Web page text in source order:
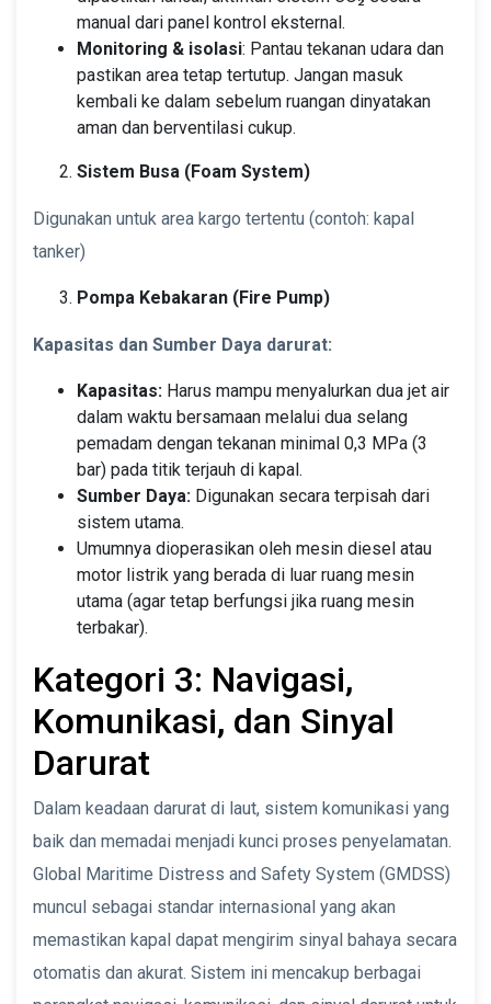
manual dari panel kontrol eksternal.
Monitoring & isolasi: Pantau tekanan udara dan
pastikan area tetap tertutup. Jangan masuk
kembali ke dalam sebelum ruangan dinyatakan
aman dan berventilasi cukup.
Sistem Busa (Foam System)
Digunakan untuk area kargo tertentu (contoh: kapal
tanker)
Pompa Kebakaran (Fire Pump)
Kapasitas dan Sumber Daya darurat:
Kapasitas: Harus mampu menyalurkan dua jet air
dalam waktu bersamaan melalui dua selang
pemadam dengan tekanan minimal 0,3 MPa (3
bar) pada titik terjauh di kapal.
Sumber Daya: Digunakan secara terpisah dari
sistem utama.
Umumnya dioperasikan oleh mesin diesel atau
motor listrik yang berada di luar ruang mesin
utama (agar tetap berfungsi jika ruang mesin
terbakar).
Kategori 3: Navigasi,
Komunikasi, dan Sinyal
Darurat
Dalam keadaan darurat di laut, sistem komunikasi yang
baik dan memadai menjadi kunci proses penyelamatan.
Global Maritime Distress and Safety System (GMDSS)
muncul sebagai standar internasional yang akan
memastikan kapal dapat mengirim sinyal bahaya secara
otomatis dan akurat. Sistem ini mencakup berbagai